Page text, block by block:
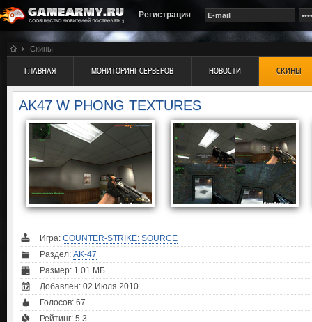
Регистрация
Скины
ГЛАВНАЯ МОНИТОРИНГ СЕРВЕРОВ НОВОСТИ СКИНЫ
AK47 W PHONG TEXTURES
Игра: COUNTER-STRIKE: SOURCE
Раздел: AK-47
Размер: 1.01 МБ
Добавлен: 02 Июля 2010
Голосов: 67
Рейтинг: 5.3